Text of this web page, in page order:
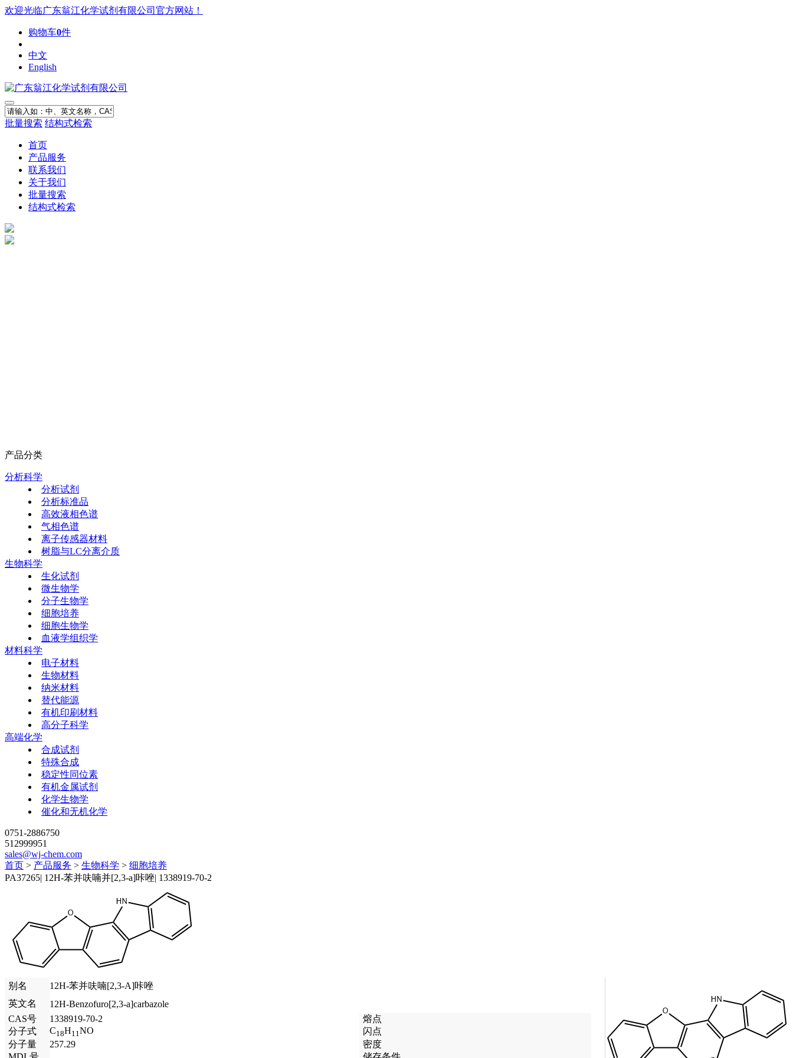
欢迎光临广东翁江化学试剂有限公司官方网站！
购物车0件
中文
English
批量搜索 结构式检索
首页
产品服务
联系我们
关于我们
批量搜索
结构式检索
产品分类
分析科学
分析试剂
分析标准品
高效液相色谱
气相色谱
离子传感器材料
树脂与LC分离介质
生物科学
生化试剂
微生物学
分子生物学
细胞培养
细胞生物学
血液学组织学
材料科学
电子材料
生物材料
纳米材料
替代能源
有机印刷材料
高分子科学
高端化学
合成试剂
特殊合成
稳定性同位素
有机金属试剂
化学生物学
催化和无机化学
0751-2886750
512999951
sales@wj-chem.com
首页 > 产品服务 > 生物科学 > 细胞培养
PA37265| 12H-苯并呋喃并[2,3-a]咔唑| 1338919-70-2
别名
12H-苯并呋喃[2,3-A]咔唑
英文名
12H-Benzofuro[2,3-a]carbazole
CAS号
1338919-70-2
熔点
分子式
C18H11NO
闪点
分子量
257.29
密度